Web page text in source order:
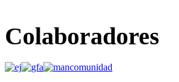
Colaboradores